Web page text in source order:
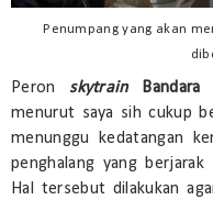
Penumpang yang akan
Peron skytrain
menurut saya sih cukup
menunggu kedatangan
penghalang yang
Hal tersebut dilakukan